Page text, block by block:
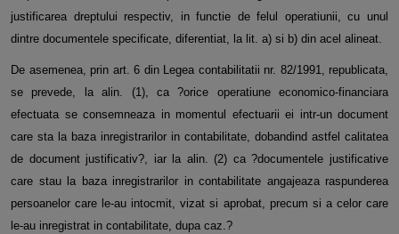
justificarea dreptului respectiv, in functie de felul operatiunii, cu unul
dintre documentele specificate, diferentiat, la lit. a) si b) din acel alineat.
De asemenea, prin art. 6 din Legea contabilitatii nr. 82/1991, republicata,
se prevede, la alin. (1), ca ?orice operatiune economico-financiara
efectuata se consemneaza in momentul efectuarii ei intr-un document
care sta la baza inregistrarilor in contabilitate, dobandind astfel calitatea
de document justificativ?, iar la alin. (2) ca ?documentele justificative
care stau la baza inregistrarilor in contabilitate angajeaza raspunderea
persoanelor care le-au intocmit, vizat si aprobat, precum si a celor care
le-au inregistrat in contabilitate, dupa caz.?